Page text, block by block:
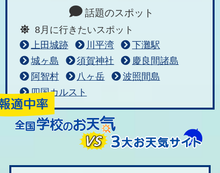
話題のスポット
8月に行きたいスポット
上田城跡
川平湾
下灘駅
城ヶ島
須賀神社
慶良間諸島
阿智村
八ヶ岳
波照間島
四国カルスト